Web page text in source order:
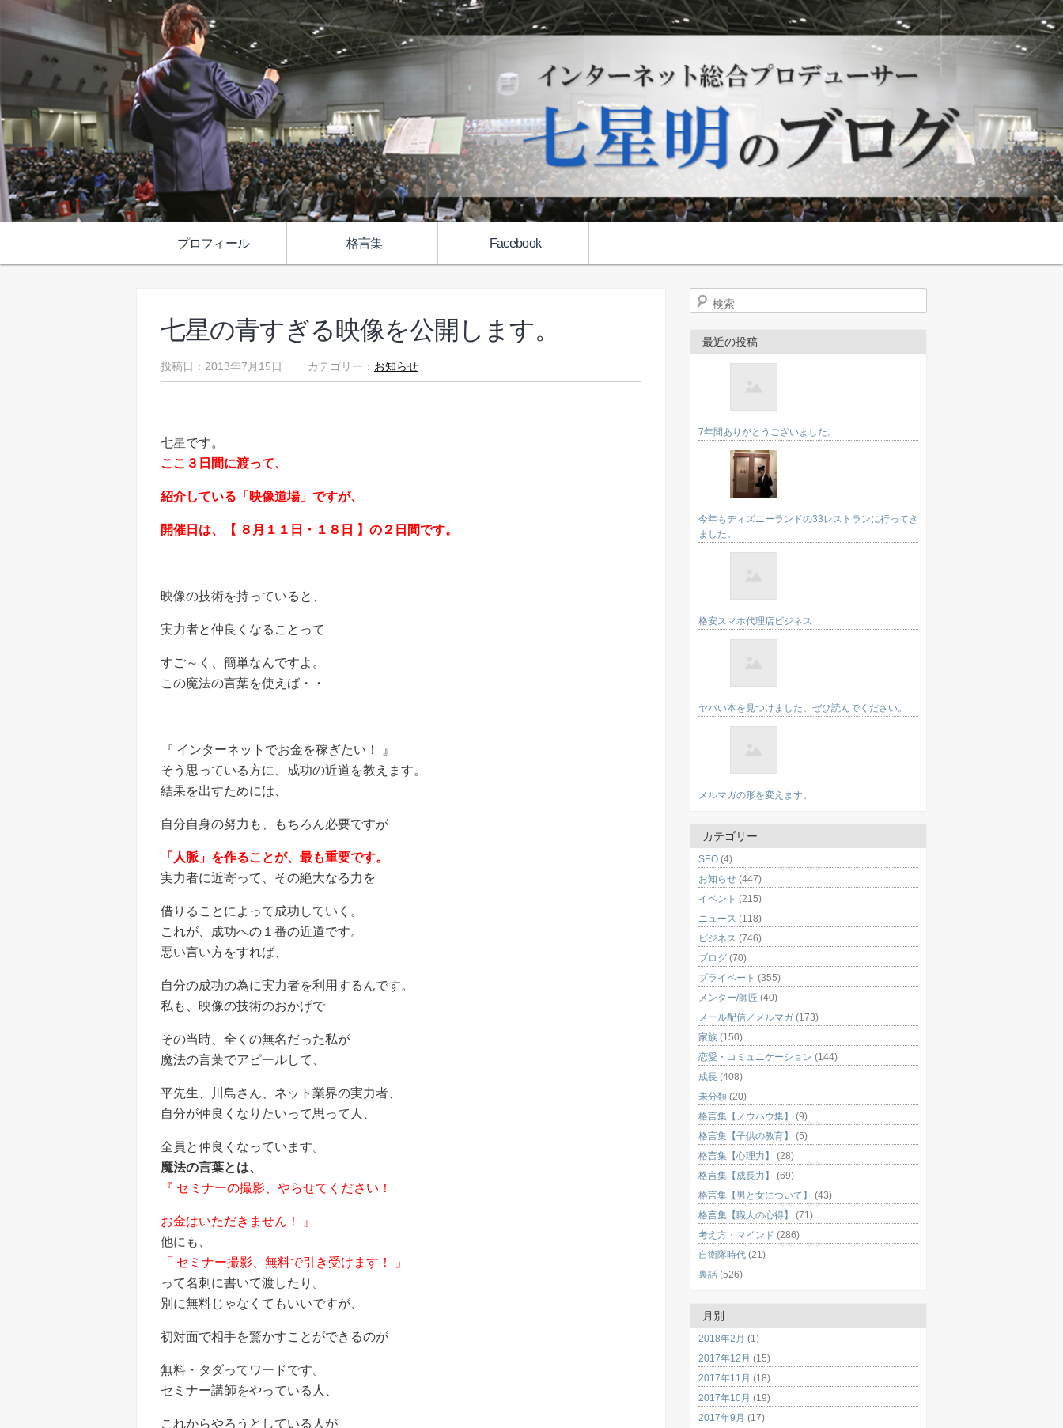
プロフィール 格言集 Facebook
七星の青すぎる映像を公開します。
投稿日：2013年7月15日 カテゴリー： お知らせ
七星です。
ここ３日間に渡って、
紹介している「映像道場」ですが、
開催日は、【 ８月１１日・１８日 】の２日間です。
映像の技術を持っていると、
実力者と仲良くなることって
すご～く、簡単なんですよ。
この魔法の言葉を使えば・・
『 インターネットでお金を稼ぎたい！ 』
そう思っている方に、成功の近道を教えます。
結果を出すためには、
自分自身の努力も、もちろん必要ですが
「人脈」を作ることが、最も重要です。
実力者に近寄って、その絶大なる力を
借りることによって成功していく。
これが、成功への１番の近道です。
悪い言い方をすれば、
自分の成功の為に実力者を利用するんです。
私も、映像の技術のおかげで
その当時、全くの無名だった私が
魔法の言葉でアピールして、
平先生、川島さん、ネット業界の実力者、
自分が仲良くなりたいって思って人、
全員と仲良くなっています。
魔法の言葉とは、
『 セミナーの撮影、やらせてください！
お金はいただきません！ 』
他にも、
「 セミナー撮影、無料で引き受けます！ 」
って名刺に書いて渡したり。
別に無料じゃなくてもいいですが、
初対面で相手を驚かすことができるのが
無料・タダってワードです。
セミナー講師をやっている人、
これからやろうとしている人が
検索
最近の投稿
7年間ありがとうございました。
今年もディズニーランドの33レストランに行ってき
ました。
格安スマホ代理店ビジネス
ヤバい本を見つけました。ぜひ読んでください。
メルマガの形を変えます。
カテゴリー
SEO (4)
お知らせ (447)
イベント (215)
ニュース (118)
ビジネス (746)
ブログ (70)
プライベート (355)
メンター/師匠 (40)
メール配信／メルマガ (173)
家族 (150)
恋愛・コミュニケーション (144)
成長 (408)
未分類 (20)
格言集【ノウハウ集】
(9)
格言集【子供の教育】
(5)
格言集【心理力】
(28)
格言集【成長力】
(69)
格言集【男と女について】
(43)
格言集【職人の心得】
(71)
考え方・マインド (286)
自衛隊時代 (21)
裏話 (526)
月別
2018年2月 (1)
2017年12月 (15)
2017年11月 (18)
2017年10月 (19)
2017年9月 (17)